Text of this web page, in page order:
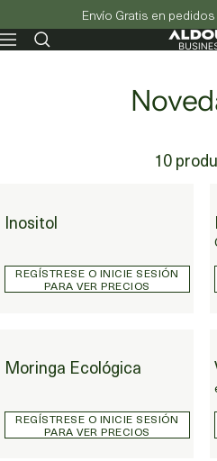
Envío Gratis en
Navegación Aldous
-
10
Inositol
REGÍSTRESE O INICIE SESIÓN
PARA VER PRECIOS
Moringa Ecológica
REGÍSTRESE O INICIE SESIÓN
PARA VER PRECIOS